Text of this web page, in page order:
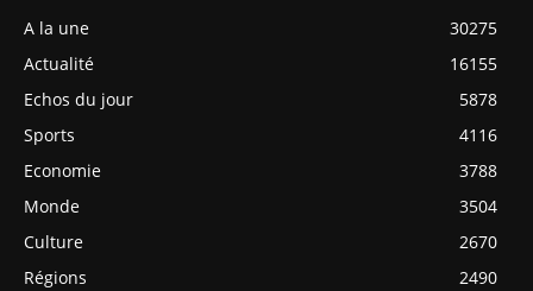
A la une
30275
Actualité
16155
Echos du jour
5878
Sports
4116
Economie
3788
Monde
3504
Culture
2670
Régions
2490